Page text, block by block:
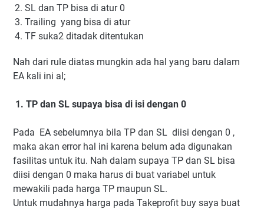
SL dan TP bisa di atur 0
Trailing yang bisa di atur
TF suka2 ditadak ditentukan
Nah dari rule diatas mungkin ada hal yang baru dalam
EA kali ini al;
1. TP dan SL supaya bisa di isi dengan 0
Pada EA sebelumnya bila TP dan SL diisi dengan 0 ,
maka akan error hal ini karena belum ada digunakan
fasilitas untuk itu. Nah dalam supaya TP dan SL bisa
diisi dengan 0 maka harus di buat variabel untuk
mewakili pada harga TP maupun SL.
Untuk mudahnya harga pada Takeprofit buy saya buat